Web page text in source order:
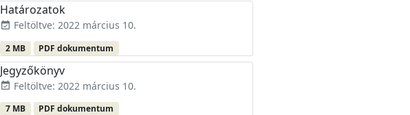
Határozatok
event_available Feltöltve: 2022 március 10.
2 MB PDF dokumentum
Jegyzőkönyv
event_available Feltöltve: 2022 március 10.
7 MB PDF dokumentum